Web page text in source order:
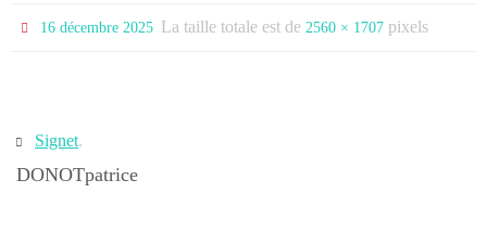
16 décembre 2025 La taille totale est de 2560 × 1707 pixels
Signet.
DONOTpatrice